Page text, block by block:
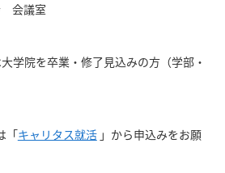
会議室
学院を卒業・修了見込みの方（学部・
「キャリタス就活」から申込みをお願